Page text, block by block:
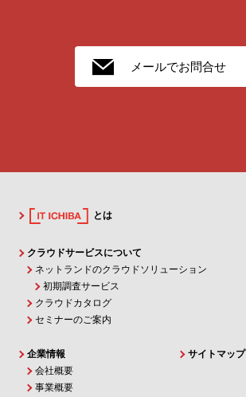
メールでお問合せ
とは
クラウドサービスについて
ネットランドのクラウドソリューション
初期調査サービス
クラウドカタログ
セミナーのご案内
企業情報
会社概要
事業概要
サイトマップ